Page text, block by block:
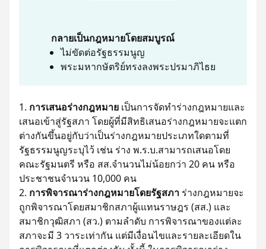
กลายเป็นกฎหมายโดยสมบูรณ์
ไม่ขัดต่อรัฐธรรมนูญ
พระมหากษัตริย์ทรงลงพระปรมาภิไธย
การเสนอร่างกฎหมาย เป็นการจัดทำร่างกฎหมายและ
เสนอเข้าสู่รัฐสภา โดยผู้ที่มีสิทธิเสนอร่างกฎหมายจะแตก
ต่างกันขึ้นอยู่กับว่าเป็นร่างกฎหมายประเภทใดตามที่
รัฐธรรมนูญระบุไว้ เช่น ร่าง พ.ร.บ.สามารถเสนอโดย
คณะรัฐมนตรี หรือ สส.จำนวนไม่น้อยกว่า 20 คน หรือ
ประชาชนจำนวน 10,000 คน
การพิจารณาร่างกฎหมายโดยรัฐสภา ร่างกฎหมายจะ
ถูกพิจารณาโดยสมาชิกสภาผู้เแทนราษฎร (สส.) และ
สมาชิกวุฒิสภา (สว.) ตามลำดับ การพิจารณาของแต่ละ
สภาจะมี 3 วาระเท่ากัน แต่มีเงื่อนไขและรายละเอียดใน